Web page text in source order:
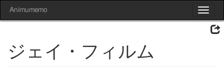
Toggle
Animumemo
ジェイ・フィルム